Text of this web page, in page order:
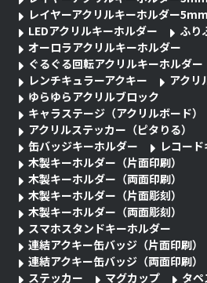
レイヤーアクリルキーホルダー
LEDアクリルキーホルダー
ふり
オーロラアクリルキーホルダー
ぐるぐる回転アクリルキーホルダー
レンチキュラーアクキー
アクリ
ゆらゆらアクリルブロック
キャラステージ（アクリルボード）
アクリルステッカー（ピタりる）
缶バッジキーホルダー
レコー
木製キーホルダー（片面印刷）
木製キーホルダー（両面印刷）
木製キーホルダー（片面彫刻）
木製キーホルダー（両面彫刻）
スマホスタンドキーホルダー
連結アクキー缶バッジ（片面印刷）
連結アクキー缶バッジ（両面印刷）
ステッカー
マグカップ タ